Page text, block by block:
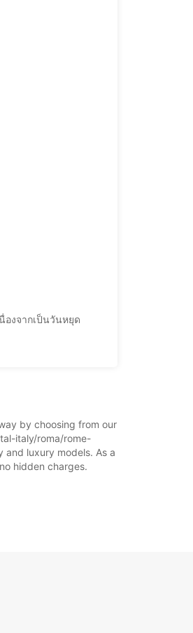
องจากเป็นวันหยุด
by choosing from our
italy/roma/rome-
luxury models. As a
hidden charges.